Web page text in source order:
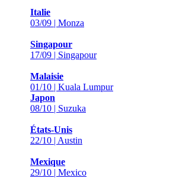
Italie
03/09 | Monza
Singapour
17/09 | Singapour
Malaisie
01/10 | Kuala Lumpur
Japon
08/10 | Suzuka
États-Unis
22/10 | Austin
Mexique
29/10 | Mexico